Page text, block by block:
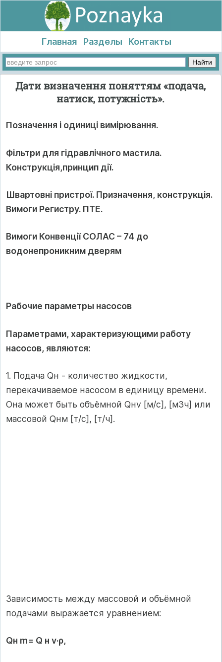
Главная Разделы Контакты
Дати визначення поняттям «подача,
натиск, потужність».
Позначення і одиниці вимірювання.
Фільтри для гідравлічного мастила.
Конструкція,принцип дії.
Швартовні пристрої. Призначення, конструкція.
Вимоги Регистру. ПТЕ.
Вимоги Конвенції СОЛАС – 74 до
водонепроникним дверям
Рабочие параметры насосов
Параметрами, характеризующими работу
насосов, являются:
1. Подача Qн - количество жидкости,
перекачиваемое насосом в единицу времени.
Она может быть объёмной Qнv [м/с], [м3ч] или
массовой Qнм [т/с], [т/ч].
Зависимость между массовой и объёмной
подачами выражается уравнением:
Qн m= Q н v·ρ,